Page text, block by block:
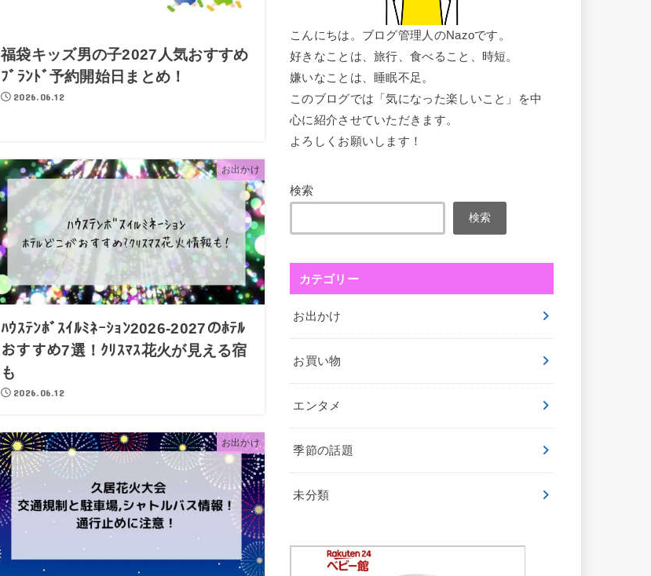
福袋キッズ男の子2027人気おすすめ
ﾌﾞﾗﾝﾄﾞ予約開始日まとめ！
2026.06.12
お出かけ
ﾊｳｽﾃﾝﾎﾞｽｲﾙﾐﾈｰｼｮﾝ2026-2027のﾎﾃﾙ
おすすめ7選！ｸﾘｽﾏｽ花火が見える宿
も
2026.06.12
お出かけ
こんにちは。ブログ管理人のNazoです。
好きなことは、旅行、食べること、時短。
嫌いなことは、睡眠不足。
このブログでは「気になった楽しいこと」を中
心に紹介させていただきます。
よろしくお願いします！
検索
検索
カテゴリー
お出かけ
お買い物
エンタメ
季節の話題
未分類